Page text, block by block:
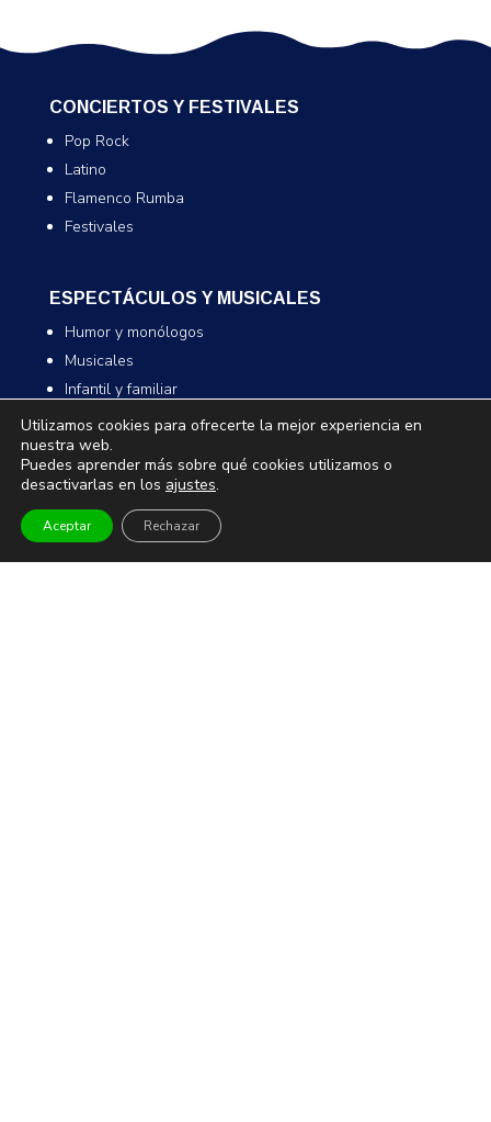
CONCIERTOS Y FESTIVALES
Pop Rock
Latino
Flamenco Rumba
Festivales
ESPECTÁCULOS Y MUSICALES
Humor y monólogos
Musicales
Infantil y familiar
Magia
TEATRO Y DANZA
Teatro
Utilizamos cookies para ofrecerte la mejor experiencia en
nuestra web.
Puedes aprender más sobre qué cookies utilizamos o
desactivarlas en los ajustes.
Aceptar Rechazar